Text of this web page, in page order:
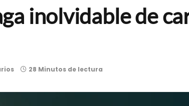
inolvidable de
28 Minutos de lectura